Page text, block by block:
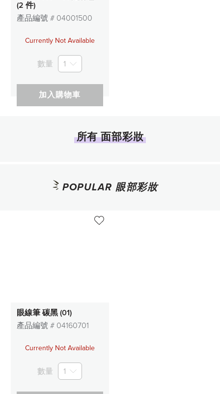
(2 件)
產品編號 # 04001500
Currently Not Available
數量 1
加入購物車
所有 面部彩妝
POPULAR 眼部彩妝
眼線筆 碳黑 (01)
產品編號 # 04160701
Currently Not Available
數量 1